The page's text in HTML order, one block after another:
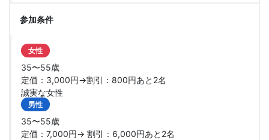
参加条件
女性
35〜55歳
定価：3,000円→割引：800円あと2名
誠実な女性
男性
35〜55歳
定価：7,000円→ 割引：6,000円あと2名